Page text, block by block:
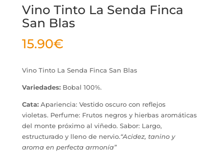
Vino Tinto La Senda Finca
San Blas
15.90€
Vino Tinto La Senda Finca San Blas
Variedades: Bobal 100%.
Cata: Apariencia: Vestido oscuro con reflejos
violetas. Perfume: Frutos negros y hierbas aromáticas
del monte próximo al viñedo. Sabor: Largo,
estructurado y lleno de nervio.“Acidez, tanino y
aroma en perfecta armonía”